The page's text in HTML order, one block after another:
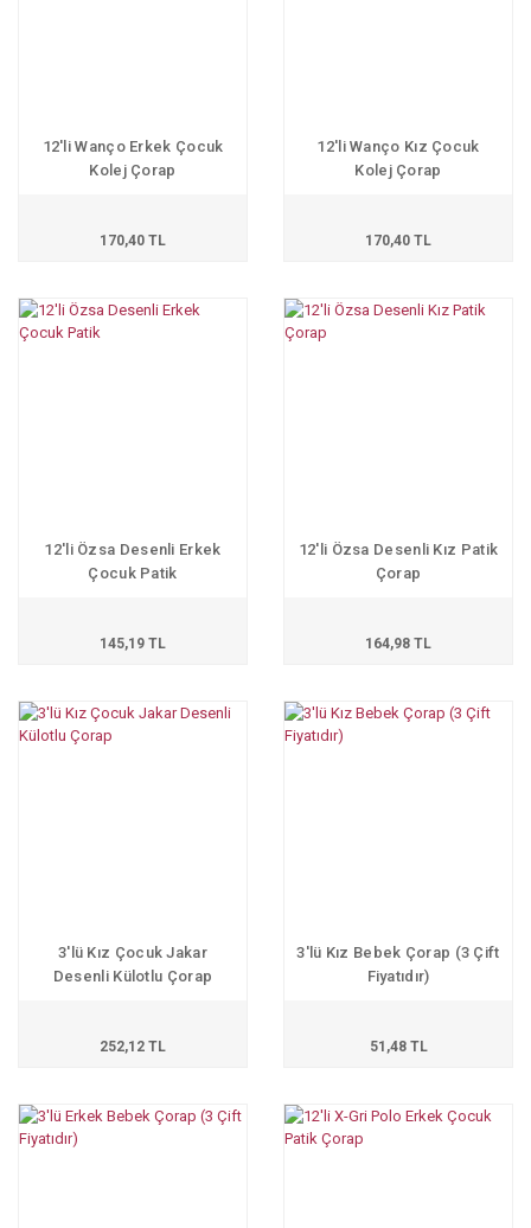
12'li Wanço Erkek Çocuk
Kolej Çorap
170,40 TL
12'li Wanço Kız Çocuk
Kolej Çorap
170,40 TL
12'li Özsa Desenli Erkek
Çocuk Patik
145,19 TL
12'li Özsa Desenli Kız Patik
Çorap
164,98 TL
3'lü Kız Çocuk Jakar
Desenli Külotlu Çorap
252,12 TL
3'lü Kız Bebek Çorap (3 Çift
Fiyatıdır)
51,48 TL